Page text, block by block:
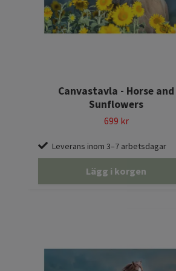
Canvastavla - Horse and
Sunflowers
699 kr
Leverans inom 3–7 arbetsdagar
Lägg i korgen